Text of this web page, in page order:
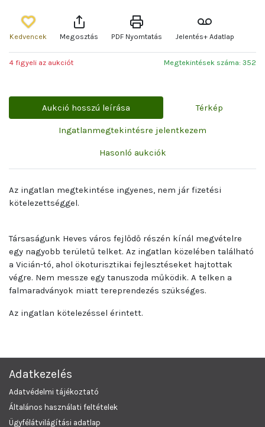
Kedvencek Megosztás PDF Nyomtatás Jelentés+ Adatlap
4 figyeli az aukciót Megtekintések száma: 352
Aukció hosszú leírása Térkép
Ingatlanmegtekintésre jelentkezem
Hasonló aukciók
Az ingatlan megtekintése ingyenes, nem jár fizetési
kötelezettséggel.
Társaságunk Heves város fejlődő részén kínál megvételre
egy nagyobb területű telket. Az ingatlan közelében található
a Vicián-tó, ahol ökoturisztikai fejlesztéseket hajtottak
végre. Nem messze egy tanuszoda működik. A telken a
falmaradványok miatt tereprendezés szükséges.
Az ingatlan kötelezéssel érintett.
Adatkezelés
Adatvédelmi tájékoztató
Általános használati feltételek
Ügyfélátvilágítási adatlap